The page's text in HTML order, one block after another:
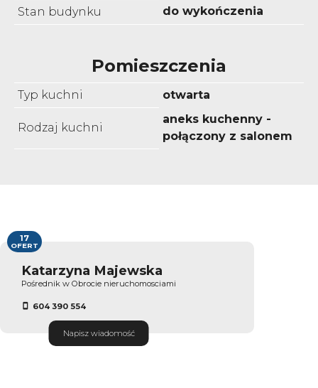
Stan budynku
do wykończenia
Pomieszczenia
Typ kuchni otwarta
Rodzaj kuchni
aneks kuchenny -
połączony z salonem
Katarzyna Majewska
Pośrednik w Obrocie nieruchomosciami
604 390 554
Napisz wiadomość
17
OFERT